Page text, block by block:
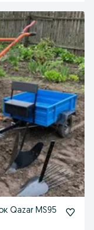
Qazar MS95